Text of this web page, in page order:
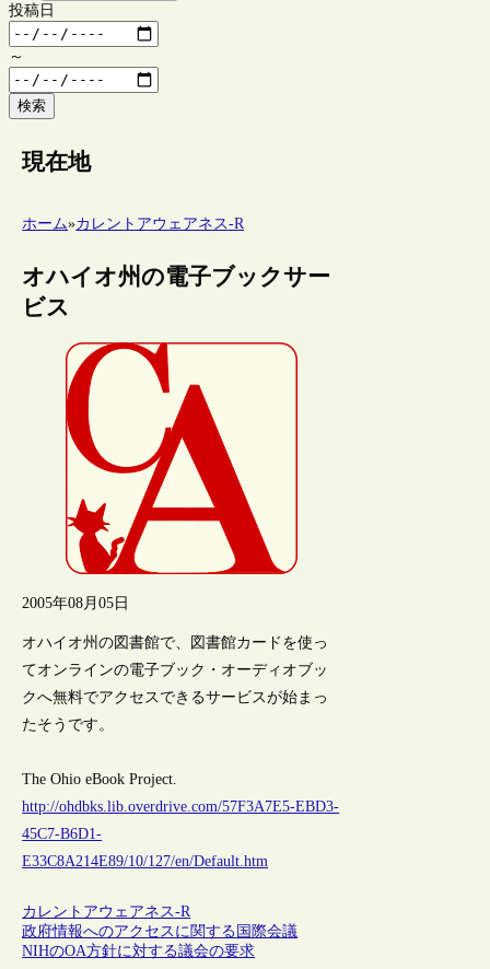
投稿日
～
検索
現在地
ホーム»カレントアウェアネス-R
オハイオ州の電子ブックサー
ビス
2005年08月05日
オハイオ州の図書館で、図書館カードを使っ
てオンラインの電子ブック・オーディオブッ
クへ無料でアクセスできるサービスが始まっ
たそうです。
The Ohio eBook Project.
http://ohdbks.lib.overdrive.com/57F3A7E5-EBD3-
45C7-B6D1-
E33C8A214E89/10/127/en/Default.htm
カレントアウェアネス-R
政府情報へのアクセスに関する国際会議
NIHのOA方針に対する議会の要求